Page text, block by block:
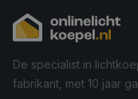
De specialist in
fabrikant, met 10 jaar